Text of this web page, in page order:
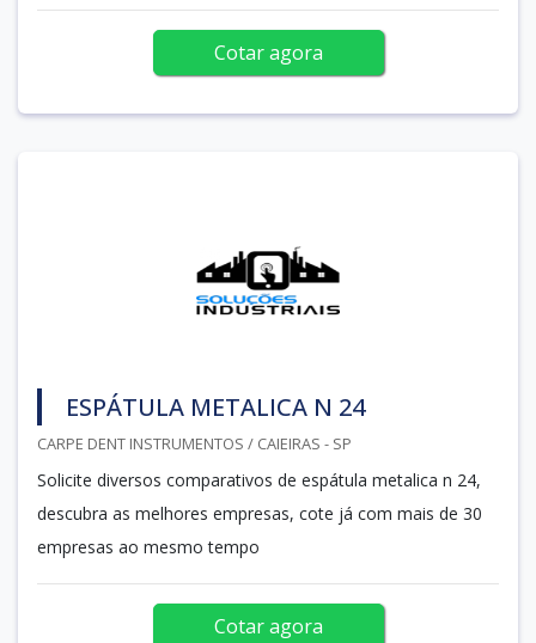
Cotar agora
ESPÁTULA METALICA N 24
CARPE DENT INSTRUMENTOS / CAIEIRAS - SP
Solicite diversos comparativos de espátula metalica n 24,
descubra as melhores empresas, cote já com mais de 30
empresas ao mesmo tempo
Cotar agora